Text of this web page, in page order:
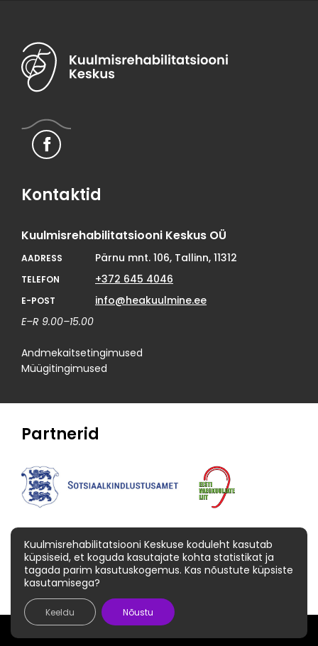
Kontaktid
Kuulmisrehabilitatsiooni Keskus OÜ
AADRESS Pärnu mnt. 106, Tallinn, 11312
TELEFON +372 645 4046
E-POST
info@heakuulmine.ee
E–R 9.00–15.00
Andmekaitsetingimused
Müügitingimused
Partnerid
Kuulmisrehabilitatsiooni Keskuse koduleht kasutab
küpsiseid, et koguda kasutajate kohta statistikat ja
tagada parim kasutuskogemus. Kas nõustute küpsiste
kasutamisega?
Nõustu
Keeldu